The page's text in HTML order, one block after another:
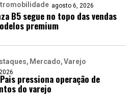
agosto 6, 2026
B5 segue no topo das vendas
premium
Mercado Varejo
pressiona operação de
do varejo